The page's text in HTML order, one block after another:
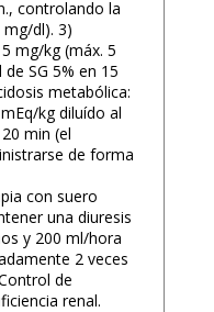
controlando la
dl). 3)
mg/kg (máx. 5
SG 5% en 15
metabólica:
kg diluído al
min (el
de forma
con suero
una diuresis
y 200 ml/hora
2 veces
de
renal.